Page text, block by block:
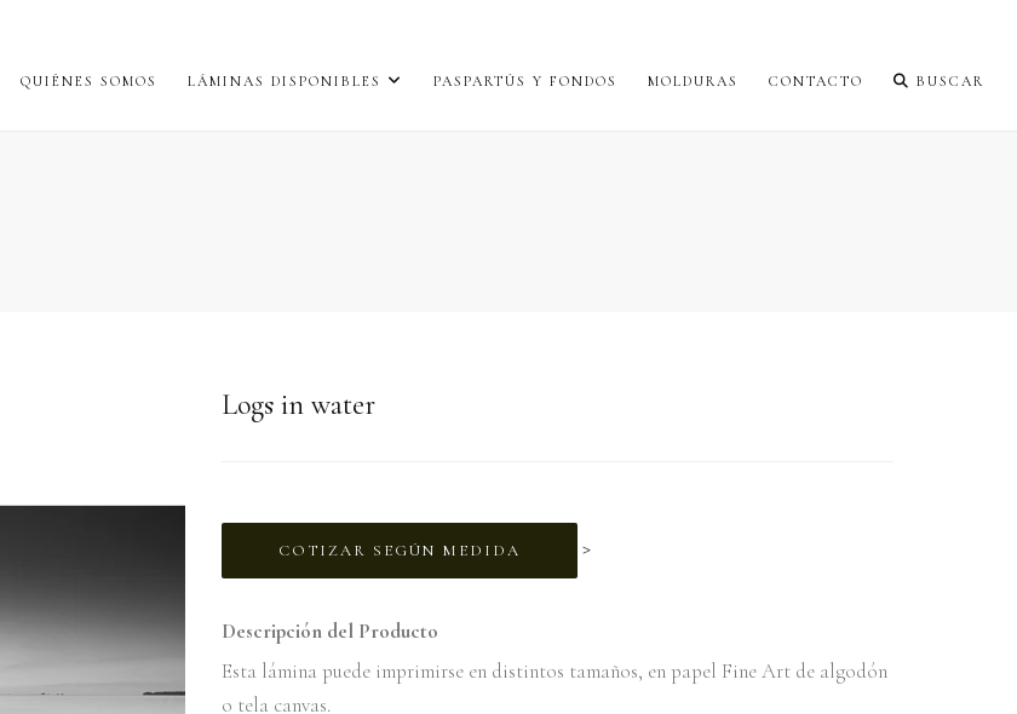
QUIÉNES SOMOS LÁMINAS DISPONIBLES PASPARTÚS Y FONDOS MOLDURAS CONTACTO BUSCAR
Logs in water
COTIZAR SEGÚN MEDIDA >
Descripción del Producto
Esta lámina puede imprimirse en distintos tamaños, en papel Fine Art de algodón
o tela canvas.